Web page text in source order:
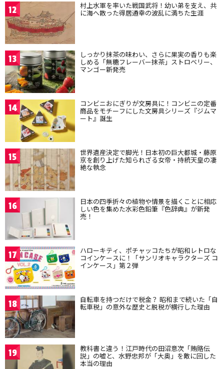
12 村上水軍を率いた戦国武将！幼い弟を支え、共
に海へ散った得居通幸の波乱に満ちた生涯
13 しっかり抹茶の味わい、さらに果実の香りも楽
しめる「無糖フレーバー抹茶」ストロベリー、
マンゴー新発売
14 コンビニおにぎりが文房具に！コンビニの定番
商品をモチーフにした文房具シリーズ『ジムマ
ート』誕生
15 世界遺産決定で脚光！日本初の巨大都城・藤原
京を創り上げた知られざる女帝・持統天皇の凄
絶な執念
16 日本の四季折々の植物や情景を描くことに相応
しい色を集めた水彩色鉛筆『色辞典』が新発
売！
17 ハローキティ、ポチャッコたちが昭和レトロな
コインケースに！「サンリオキャラクターズ コ
インケース」第２弾
18 自転車を持つだけで税金？ 昭和まで続いた「自
転車税」の意外な歴史と脱税が横行した理由
19 教科書と違う！江戸時代の田沼意次「賄賂伝
説」の嘘と、水野忠邦が「大奥」を敵に回した
本当の理由